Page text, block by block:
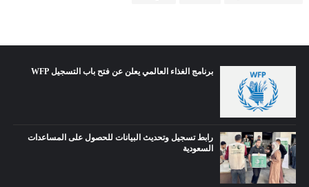
برنامج الغذاء العالمي يعلن عن فتح باب التسجيل WFP
رابط تسجيل وتحديث البيانات للحصول على المساعدات
السعودية